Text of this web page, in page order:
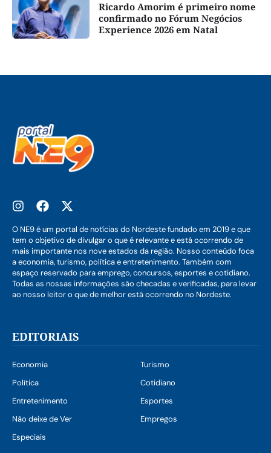
Ricardo Amorim é primeiro nome
confirmado no Fórum Negócios
Experience 2026 em Natal
O NE9 é um portal de notícias do Nordeste fundado em 2019 e que
tem o objetivo de divulgar o que é relevante e está ocorrendo de
mais importante nos nove estados da região. Nosso conteúdo foca
a economia, turismo, política e entretenimento. Também com
espaço reservado para emprego, concursos, esportes e cotidiano.
Todas as nossas informações são checadas e verificadas, para levar
ao nosso leitor o que de melhor está ocorrendo no Nordeste.
EDITORIAIS
Economia
Turismo
Política
Cotidiano
Entretenimento
Esportes
Não deixe de Ver
Empregos
Especiais